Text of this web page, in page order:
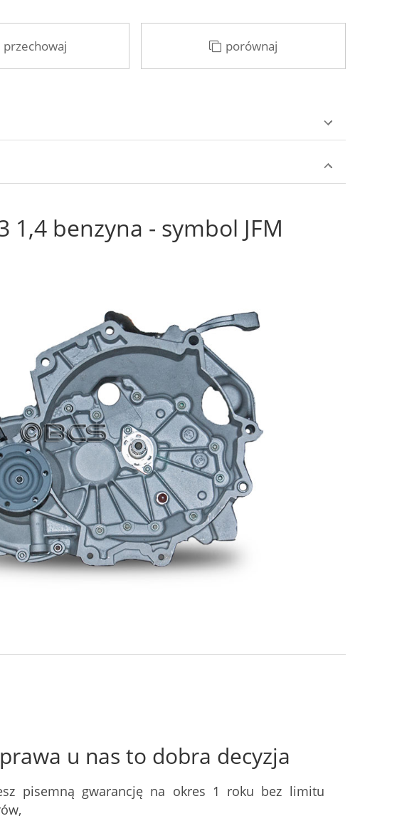
przechowaj porównaj
1,4 benzyna - symbol JFM
u nas to dobra decyzja
pisemną gwarancję na okres 1 roku bez limitu